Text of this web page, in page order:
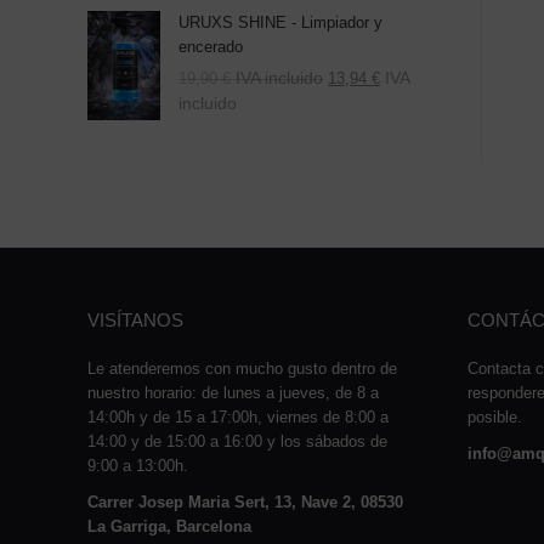
URUXS SHINE - Limpiador y
encerado
19,90 € IVA incluido 13,94 € IVA
incluido
VISÍTANOS
Le atenderemos con mucho gusto dentro de
nuestro horario: de lunes a jueves, de 8 a
14:00h y de 15 a 17:00h, viernes de 8:00 a
14:00 y de 15:00 a 16:00 y los sábados de
9:00 a 13:00h.
Carrer Josep Maria Sert, 13, Nave 2, 08530
La Garriga, Barcelona
Contacta
posible.